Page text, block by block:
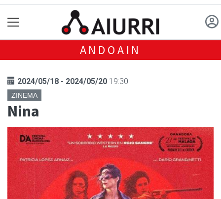
ANDOAIN
2024/05/18 - 2024/05/20 19:30
ZINEMA
Nina